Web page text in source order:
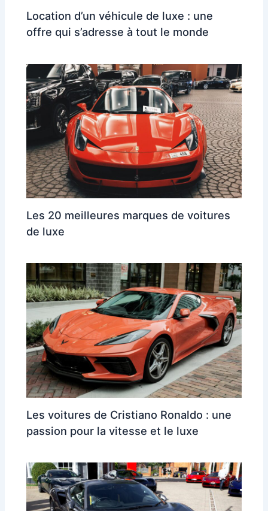
Location d’un véhicule de luxe : une
offre qui s’adresse à tout le monde
Les 20 meilleures marques de voitures
de luxe
Les voitures de Cristiano Ronaldo : une
passion pour la vitesse et le luxe